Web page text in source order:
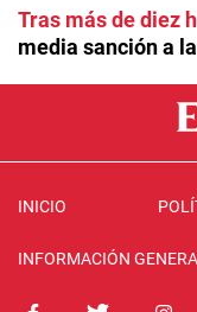
Tras más de diez
media sanción a
INICIO
INFORMACIÓN